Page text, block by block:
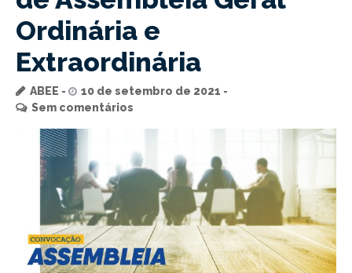
Ordinária e
Extraordinária
ABEE
10 de setembro de 2021
Sem comentários